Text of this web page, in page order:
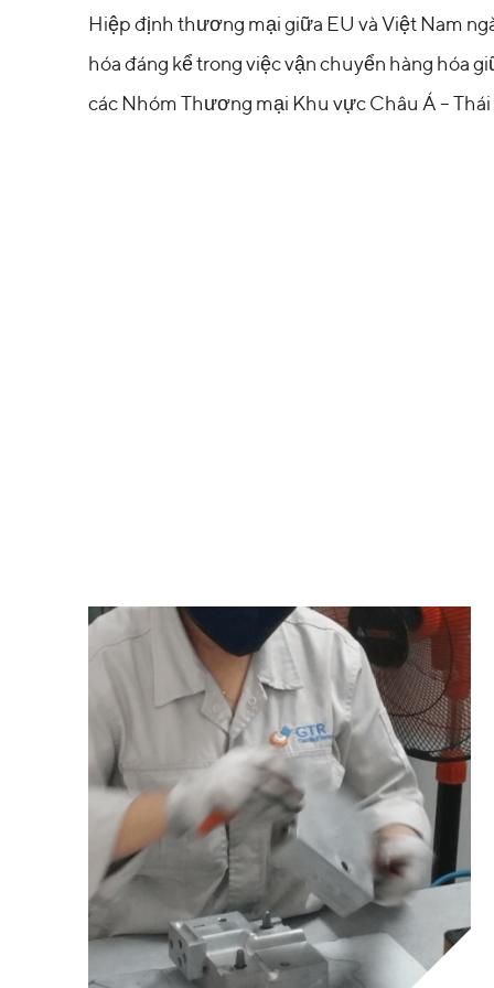
Hiệp định thương mại giữa EU và Việt Nam
hóa đáng kể trong việc vận chuyển hàng hóa
các Nhóm Thương mại Khu vực Châu Á –